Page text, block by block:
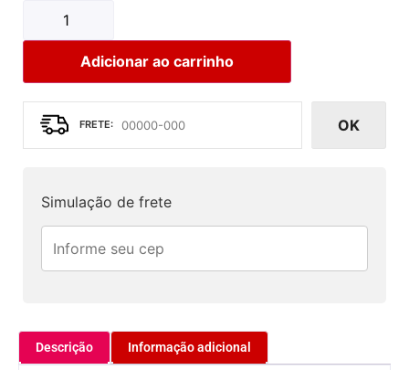
Adicionar ao carrinho
OK
Simulação de frete
Descrição Informação adicional